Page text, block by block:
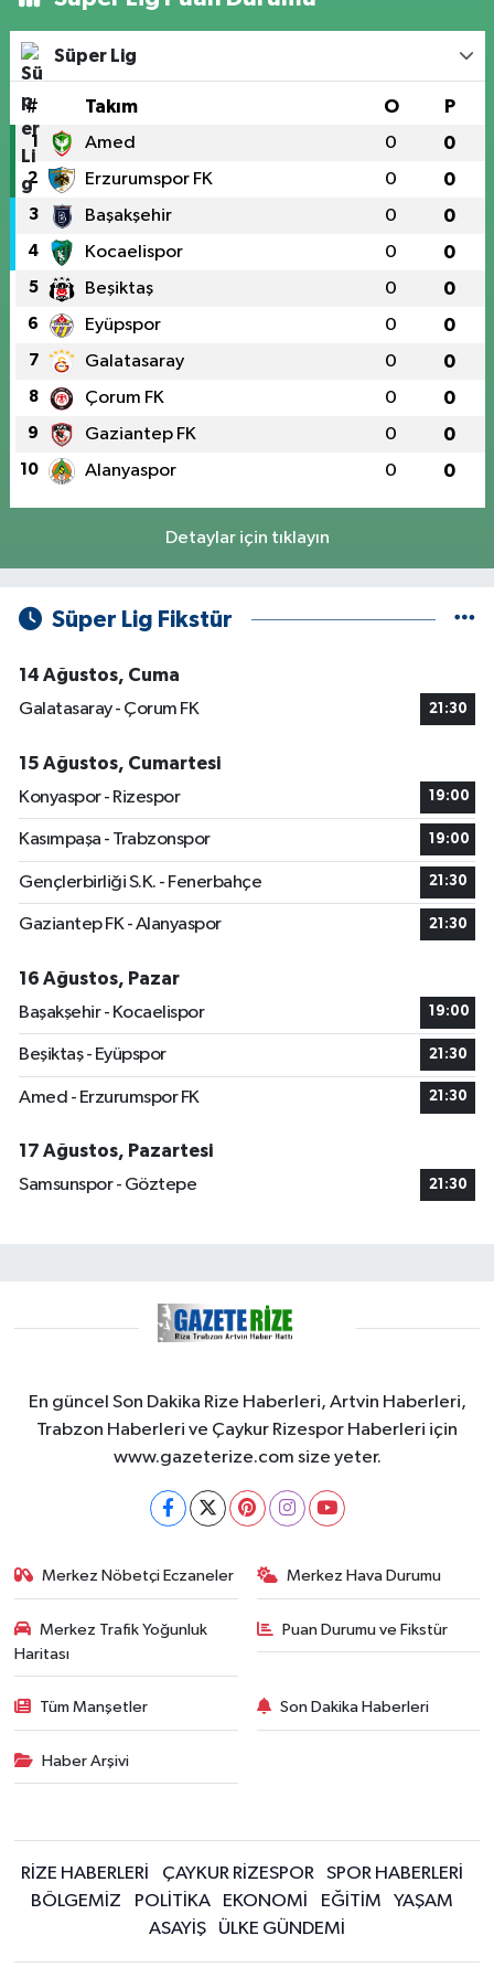
Süper Lig
# Takım O P
1 Amed 0 0
2 Erzurumspor FK 0 0
3 Başakşehir 0 0
4 Kocaelispor 0 0
5 Beşiktaş 0 0
6 Eyüpspor 0 0
7 Galatasaray 0 0
8 Çorum FK 0 0
9 Gaziantep FK 0 0
10 Alanyaspor 0 0
Detaylar için tıklayın
Süper Lig Fikstür
14 Ağustos, Cuma
Galatasaray - Çorum FK
21:30
15 Ağustos, Cumartesi
Konyaspor - Rizespor
19:00
Kasımpaşa - Trabzonspor 19:00
Gençlerbirliği S.K. - Fenerbahçe 21:30
Gaziantep FK - Alanyaspor 21:30
16 Ağustos, Pazar
Başakşehir - Kocaelispor
19:00
Beşiktaş - Eyüpspor 21:30
Amed - Erzurumspor FK 21:30
17 Ağustos, Pazartesi
Samsunspor - Göztepe
21:30
En güncel Son Dakika Rize Haberleri, Artvin Haberleri,
Trabzon Haberleri ve Çaykur Rizespor Haberleri için
www.gazeterize.com size yeter.
Merkez Nöbetçi Eczaneler Merkez Hava Durumu
Merkez Trafik Yoğunluk
Haritası
Puan Durumu ve Fikstür
Tüm Manşetler Son Dakika Haberleri
Haber Arşivi
RİZE HABERLERİ ÇAYKUR RİZESPOR
SPOR HABERLERİ
BÖLGEMİZ
POLİTİKA EKONOMİ EĞİTİM
YAŞAM
ASAYİŞ
ÜLKE GÜNDEMİ